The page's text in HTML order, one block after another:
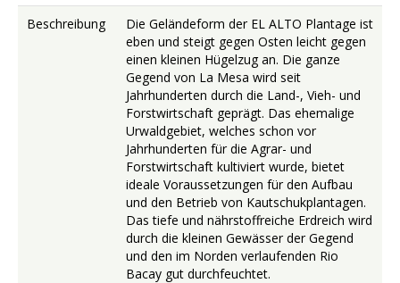
Beschreibung
Die Geländeform der EL ALTO Plantage ist
eben und steigt gegen Osten leicht gegen
einen kleinen Hügelzug an. Die ganze
Gegend von La Mesa wird seit
Jahrhunderten durch die Land-, Vieh- und
Forstwirtschaft geprägt. Das ehemalige
Urwaldgebiet, welches schon vor
Jahrhunderten für die Agrar- und
Forstwirtschaft kultiviert wurde, bietet
ideale Voraussetzungen für den Aufbau
und den Betrieb von Kautschukplantagen.
Das tiefe und nährstoffreiche Erdreich wird
durch die kleinen Gewässer der Gegend
und den im Norden verlaufenden Rio
Bacay gut durchfeuchtet.